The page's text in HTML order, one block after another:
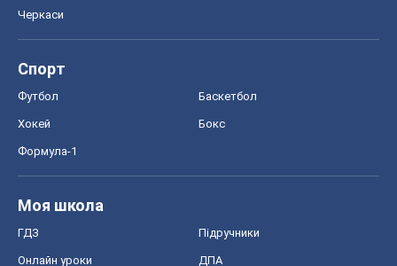
Черкаси
Спорт
Футбол Баскетбол
Хокей Бокс
Формула-1
Моя школа
ГДЗ Підручники
Онлайн уроки ДПА